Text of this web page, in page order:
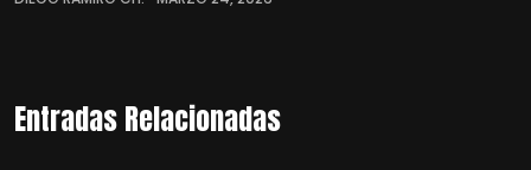
Entradas Relacionadas